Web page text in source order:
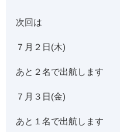
次回は
７月２日(木)
あと２名で出航します
７月３日(金)
あと１名で出航します